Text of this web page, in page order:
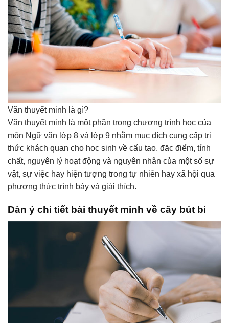
Văn thuyết minh là gì?
Văn thuyết minh là một phần trong chương trình học của
môn Ngữ văn lớp 8 và lớp 9 nhằm mục đích cung cấp tri
thức khách quan cho học sinh về cấu tạo, đặc điểm, tính
chất, nguyên lý hoạt động và nguyên nhân của một số sự
vật, sự việc hay hiện tượng trong tự nhiên hay xã hội qua
phương thức trình bày và giải thích.
Dàn ý chi tiết bài thuyết minh về cây bút bi